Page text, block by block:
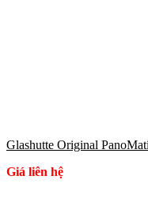
Glashutte Original
Giá liên hệ